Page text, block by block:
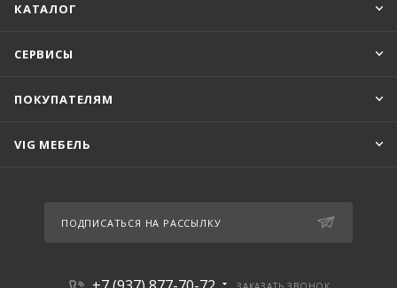
КАТАЛОГ
СЕРВИСЫ
ПОКУПАТЕЛЯМ
VIG МЕБЕЛЬ
ПОДПИСАТЬСЯ НА РАССЫЛКУ